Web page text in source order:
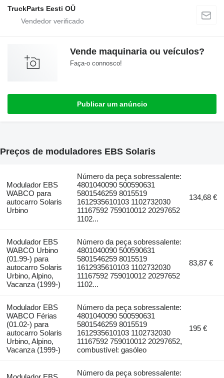
TruckParts Eesti OÜ
Vende maquinaria ou veículos?
Faça-o connosco!
Publicar um anúncio
Preços de moduladores EBS Solaris
Modulador EBS
WABCO para
autocarro Solaris
Urbino
Número da peça sobressalente:
4801040090 500590631
5801546259 8015519
1612935610103 1102732030
11167592 759010012 20297652
1102...
134,68 €
Modulador EBS
WABCO Urbino
(01.99-) para
autocarro Solaris
Urbino, Alpino,
Vacanza (1999-)
Número da peça sobressalente:
4801040090 500590631
5801546259 8015519
1612935610103 1102732030
11167592 759010012 20297652
1102...
83,87 €
Modulador EBS
WABCO Férias
(01.02-) para
autocarro Solaris
Urbino, Alpino,
Vacanza (1999-)
Número da peça sobressalente:
4801040090 500590631
5801546259 8015519
1612935610103 1102732030
11167592 759010012 20297652,
combustível: gasóleo
195 €
Número da peça sobressalente: